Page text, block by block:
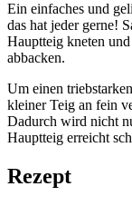
Ein einfaches und
das hat jeder gerne!
Hauptteig kneten
abbacken.
Um einen
kleiner Teig an fein
Dadurch wird nicht
Hauptteig erreicht
Rezept